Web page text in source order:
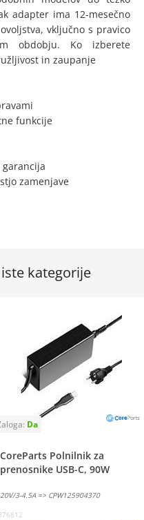
adapter ima 12-mesečno
vključno s pravico
obdobju. Ko izberete
in zaupanje
funkcije
zamenjave
kategorije
CoreParts Polnilnik za
prenosnike USB-C, 90W
3-4.5A => CPW125904370